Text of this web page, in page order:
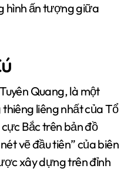
hình ấn tượng giữa
Quang, là một
liêng nhất của Tổ
Bắc trên bản đồ
vẽ đầu tiên” của biên
xây dựng trên đỉnh